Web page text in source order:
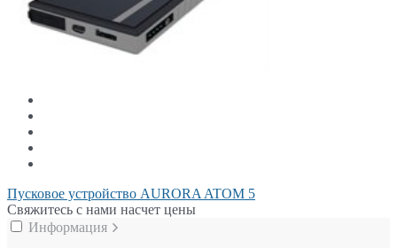
Пусковое устройство AURORA ATOM 5
Свяжитесь с нами насчет цены
Информация